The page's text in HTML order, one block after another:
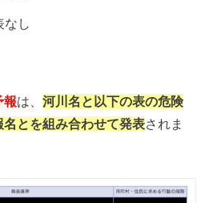
なし
報は、河川名と以下の表の危険
とを組み合わせて発表されま